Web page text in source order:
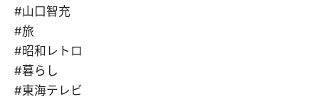
#山口智充
#旅
#昭和レトロ
#暮らし
#東海テレビ